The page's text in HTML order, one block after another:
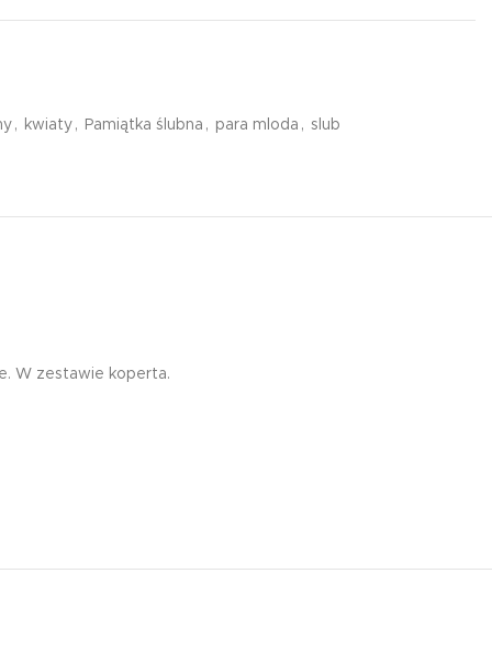
11,99
Edukacyjna zakładka
, kwiaty , Pamiątka ślubna , para mloda , slub
W zestawie koperta.